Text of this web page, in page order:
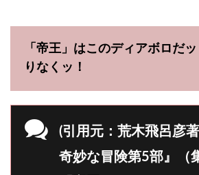
「帝王」はこのディアボロだ
りなくッ！
(引用元：荒木飛呂彦
奇妙な冒険第5部』（